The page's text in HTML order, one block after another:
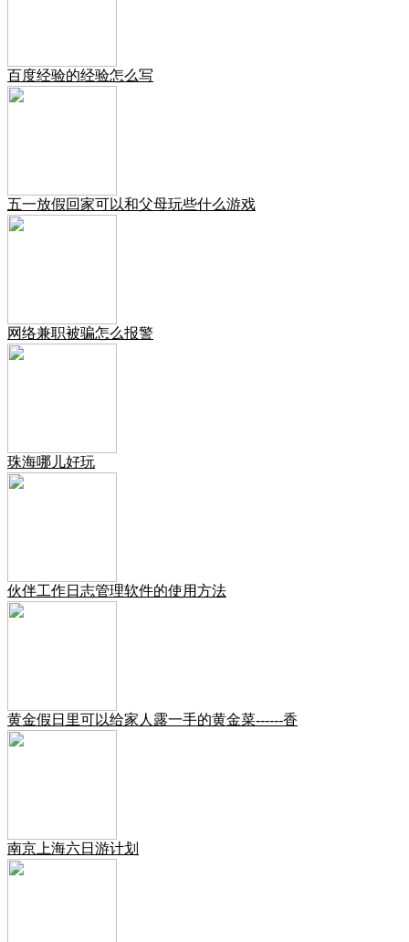
百度经验的经验怎么写
五一放假回家可以和父母玩些什么游戏
网络兼职被骗怎么报警
珠海哪儿好玩
伙伴工作日志管理软件的使用方法
黄金假日里可以给家人露一手的黄金菜------香
南京上海六日游计划